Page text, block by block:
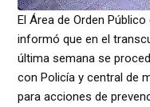
El Área de Orden
informó que en el
última semana se
con Policía y central de
para acciones de